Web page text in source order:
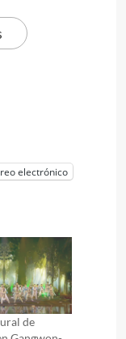
electrónico
de